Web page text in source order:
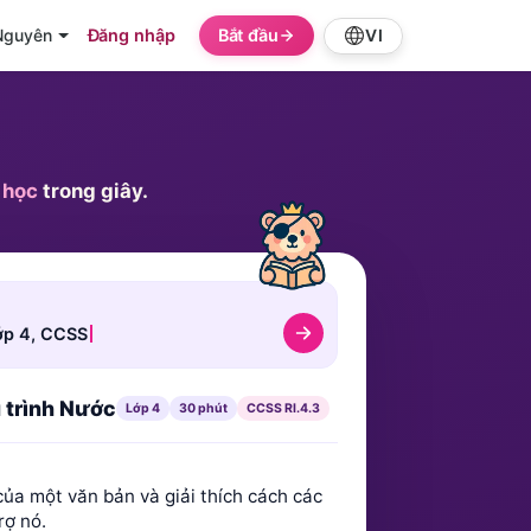
Đăng nhập Bắt đầu VI
trong giây.
4, CCSS
trình Nước Lớp 4 30 phút CCSS RI.4.3
một văn bản và giải thích cách các
nó.